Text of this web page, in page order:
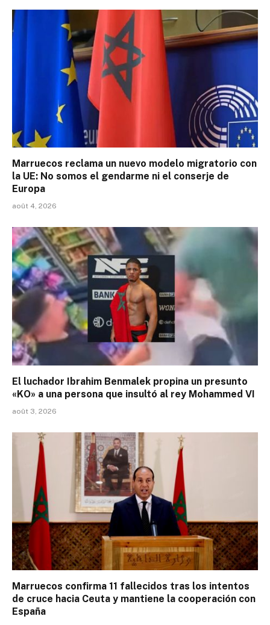
Marruecos reclama un nuevo modelo migratorio con
la UE: No somos el gendarme ni el conserje de
Europa
août 4, 2026
El luchador Ibrahim Benmalek propina un presunto
«KO» a una persona que insultó al rey Mohammed VI
août 3, 2026
Marruecos confirma 11 fallecidos tras los intentos
de cruce hacia Ceuta y mantiene la cooperación con
España